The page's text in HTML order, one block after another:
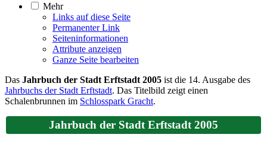
Mehr
Links auf diese Seite
Permanenter Link
Seiten­­informationen
Attribute anzeigen
Ganze Seite bearbeiten
Das Jahrbuch der Stadt Erftstadt 2005 ist die 14. Ausgabe des
Jahrbuchs der Stadt Erftstadt. Das Titelbild zeigt einen
Schalenbrunnen im Schlosspark Gracht.
Jahrbuch der Stadt Erftstadt 2005